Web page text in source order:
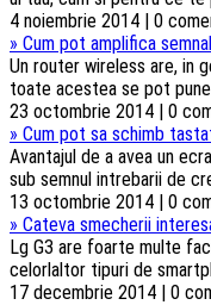
4 noiembrie 2014 | 0
» Cum pot amplifica
Un router wireless are, in
toate acestea se pot
23 octombrie 2014 | 0
» Cum pot sa schimb
Avantajul de a avea un
sub semnul intrebarii de
13 octombrie 2014 | 0
» Cateva smecherii
Lg G3 are foarte multe
celorlaltor tipuri de
17 decembrie 2014 | 0